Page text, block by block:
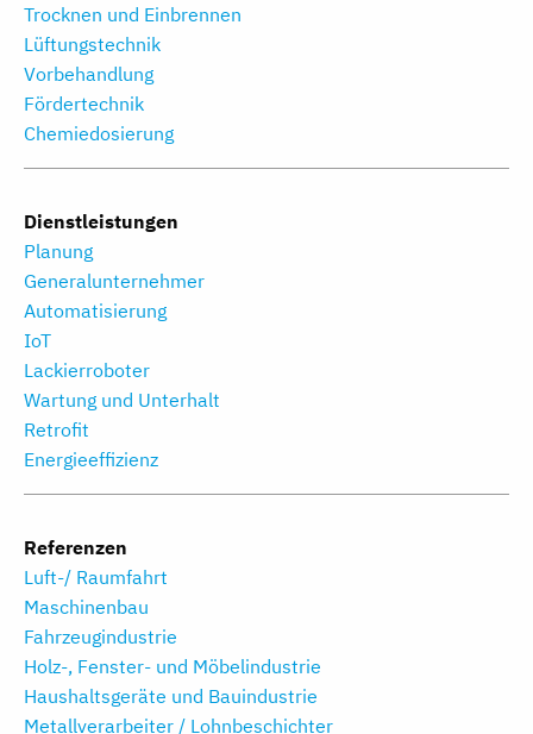
Trocknen und Einbrennen
Lüftungstechnik
Vorbehandlung
Fördertechnik
Chemiedosierung
Dienstleistungen
Planung
Generalunternehmer
Automatisierung
IoT
Lackierroboter
Wartung und Unterhalt
Retrofit
Energieeffizienz
Referenzen
Luft-/ Raumfahrt
Maschinenbau
Fahrzeugindustrie
Holz-, Fenster- und Möbelindustrie
Haushaltsgeräte und Bauindustrie
Metallverarbeiter / Lohnbeschichter